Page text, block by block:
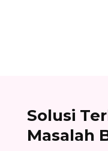
Solusi
Masalah